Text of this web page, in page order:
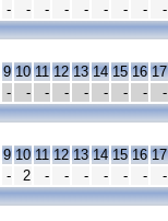
- - - - - - - - -
9 10 11 12 13 14 15 16 17
- - - - - - - - -
9 10 11 12 13 14 15 16 17
- 2 - - - - - - -